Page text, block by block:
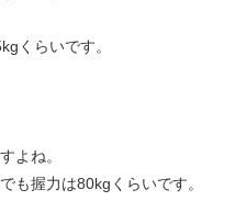
くらいです。
よね。
も握力は80kgくらいです。